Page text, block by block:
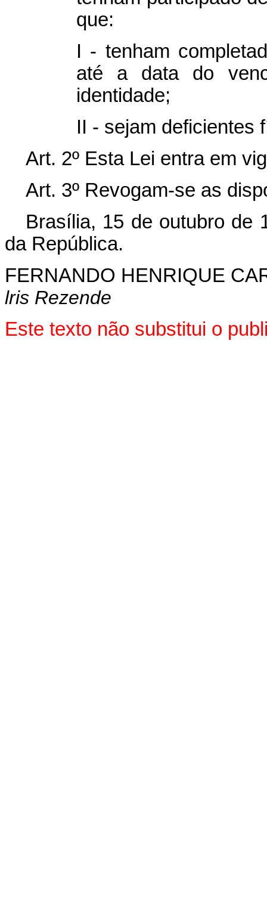
que:
I - tenham
até a data do
identidade;
II - sejam deficientes
Art. 2º Esta Lei entra em
Art. 3º Revogam-se as
Brasília, 15 de outubro de
da República.
FERNANDO HENRIQUE
lris Rezende
Este texto não substitui o